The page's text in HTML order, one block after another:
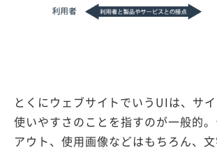
とくにウェブサイトでいうUIは、サイ
使いやすさのことを指すのが一般的
アウト、使用画像などはもちろん、